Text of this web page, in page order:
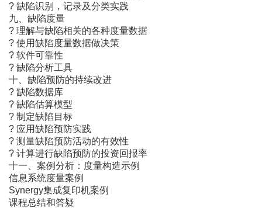
? 缺陷识别，记录及分类实践
九、缺陷度量
? 理解与缺陷相关的各种度量数据
? 使用缺陷度量数据做决策
? 软件可靠性
? 缺陷分析工具
十、缺陷预防的持续改进
? 缺陷数据库
? 缺陷估算模型
? 制定缺陷目标
? 应用缺陷预防实践
? 测量缺陷预防活动的有效性
? 计算进行缺陷预防的投资回报率
十一、案例分析：度量构造示例
信息系统度量案例
Synergy集成复印机案例
课程总结和答疑